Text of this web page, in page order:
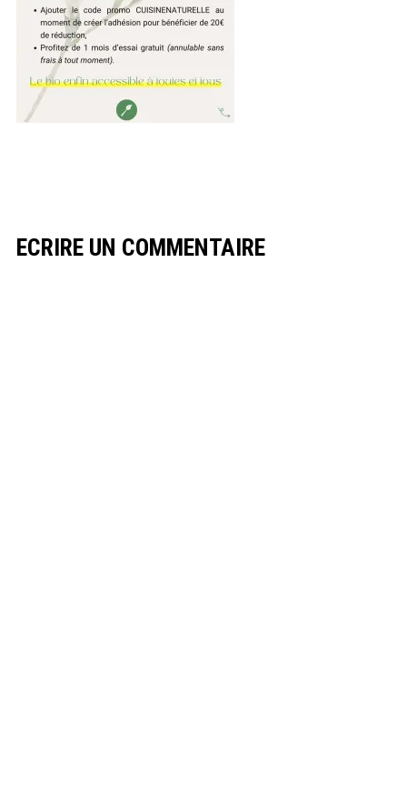
ECRIRE UN COMMENTAIRE